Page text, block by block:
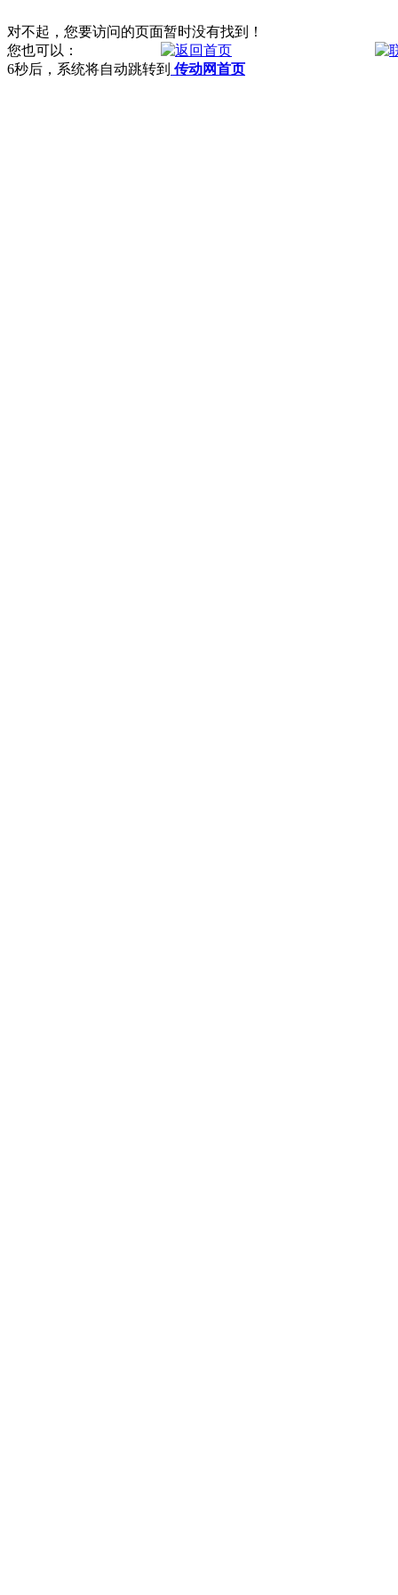
对不起，您要访问的页面暂时没有找到！
您也可以：
6秒后，系统将自动跳转到 传动网首页